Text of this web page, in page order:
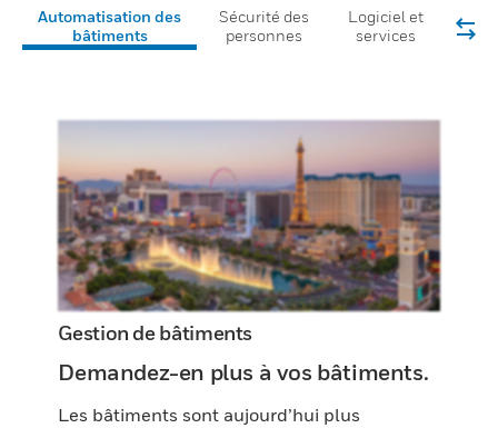
Automatisation des
bâtiments
Sécurité des
personnes
Logiciel et
services
Gestion de bâtiments
Demandez-en plus à vos bâtiments.
Les bâtiments sont aujourd’hui plus